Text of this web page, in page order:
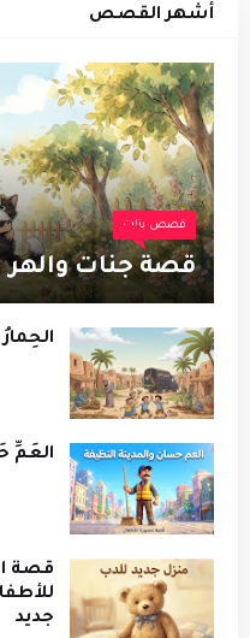
أشهر القصص
قصص بنات
قصة جنات
الحِمارُ
العَمِّ
قصة
جديد